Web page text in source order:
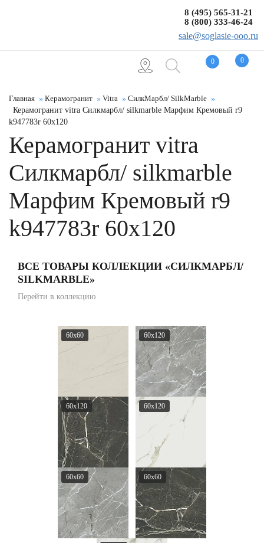
0 0
8 (495) 565-31-21
8 (800) 333-46-24
sale@soglasie-ooo.ru
Главная Керамогранит Vitra
СилкМарбл/ SilkMarble
Керамогранит vitra Силкмарбл/ silkmarble Марфим Кремовый r9
k947783r 60x120
Керамогранит vitra
Силкмарбл/ silkmarble
Марфим Кремовый r9
k947783r 60x120
ВСЕ ТОВАРЫ КОЛЛЕКЦИИ «СИЛКМАРБЛ/
SILKMARBLE»
Перейти в коллекцию
60x60 60x120
60x120 60x120
60x60 60x60